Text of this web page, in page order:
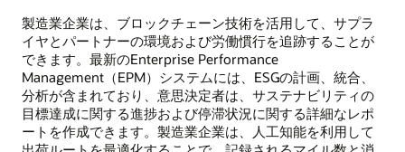
製造業企業は、ブロックチェーン技術を活用して、サプラ
イヤとパートナーの環境および労働慣行を追跡することが
できます。最新のEnterprise Performance
Management（EPM）システムには、ESGの計画、統合、
分析が含まれており、意思決定者は、サステナビリティの
目標達成に関する進捗および停滞状況に関する詳細なレポ
ートを作成できます。製造業企業は、人工知能を利用して